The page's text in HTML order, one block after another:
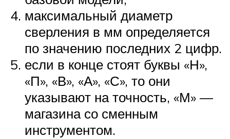
максимальный диаметр
сверления в мм определяется
по значению последних 2 цифр.
если в конце стоят буквы «Н»,
«П», «В», «А», «С», то они
указывают на точность, «М» —
магазина со сменным
инструментом.